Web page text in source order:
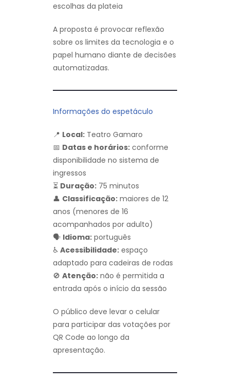
escolhas da plateia
A proposta é provocar reflexão
sobre os limites da tecnologia e o
papel humano diante de decisões
automatizadas.
Informações do espetáculo
📍 Local: Teatro Gamaro
📅 Datas e horários: conforme
disponibilidade no sistema de
ingressos
⏳ Duração: 75 minutos
👤 Classificação: maiores de 12
anos (menores de 16
acompanhados por adulto)
🗣️ Idioma: português
♿ Acessibilidade: espaço
adaptado para cadeiras de rodas
🚫 Atenção: não é permitida a
entrada após o início da sessão
O público deve levar o celular
para participar das votações por
QR Code ao longo da
apresentação.